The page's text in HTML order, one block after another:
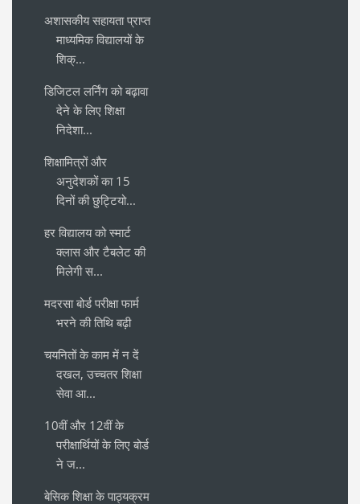
अशासकीय सहायता प्राप्त
माध्यमिक विद्यालयों के
शिक्...
डिजिटल लर्निंग को बढ़ावा
देने के लिए शिक्षा
निदेशा...
शिक्षामित्रों और
अनुदेशकों का 15
दिनों की छुट्टियो...
हर विद्यालय को स्मार्ट
क्लास और टैबलेट की
मिलेगी स...
मदरसा बोर्ड परीक्षा फार्म
भरने की तिथि बढ़ी
चयनितों के काम में न दें
दखल, उच्चतर शिक्षा
सेवा आ...
10वीं और 12वीं के
परीक्षार्थियों के लिए बोर्ड
ने ज...
बेसिक शिक्षा के पाठ्यक्रम